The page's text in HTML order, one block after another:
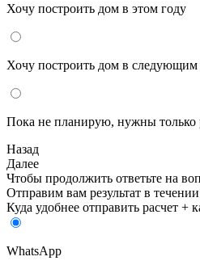
Хочу построить дом в этом году
Хочу построить дом в следующим
Пока не планирую, нужны только
Назад
Далее
Чтобы продолжить ответьте на
Отправим вам результат в
Куда удобнее отправить расчет +
WhatsApp